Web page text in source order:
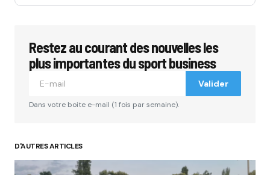
Restez au courant des nouvelles les
plus importantes du sport business
Valider
Dans votre boite e-mail (1 fois par semaine).
D'AUTRES ARTICLES